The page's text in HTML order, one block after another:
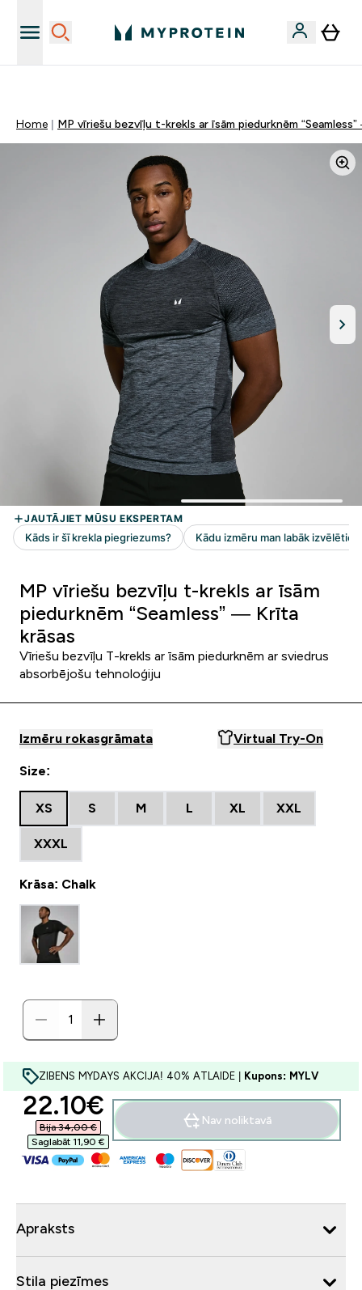
Home MP vīriešu bezvīļu t-krekls ar īsām piedurknēm
MP vīriešu bezvīļu t-krekls ar īsām
piedurknēm “Seamless” — Krīta
krāsas
Vīriešu bezvīļu T-krekls ar īsām piedurknēm ar sviedrus
absorbējošu tehnoloģiju
Izmēru rokasgrāmata Virtual Try-On
Size:
XS S M L XL XXL
XXXL
Krāsa: Chalk
ZIBENS MYDAYS AKCIJA! 40% ATLAIDE | Kupons: MYLV
discounted price
22.10€‎
Bija 34,00 €‎
Saglabāt 11,90 €‎
Nav noliktavā
Apraksts
Stila piezīmes